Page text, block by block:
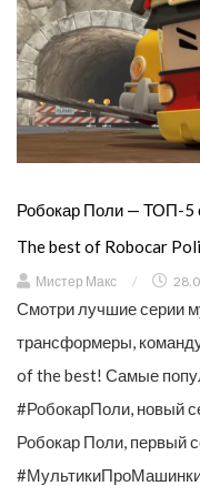
Робокар Поли — ТОП-5
The best of Robocar Poli
Мистер Макс /
Смотри лучшие серии
трансформеры,
of the best! Самые
#РобокарПоли, новый
Робокар Поли, первый